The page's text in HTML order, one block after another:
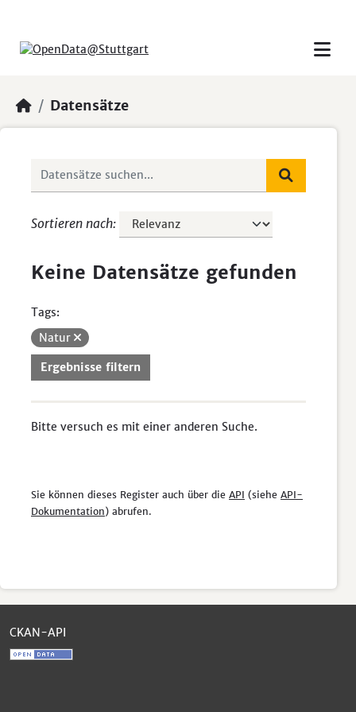
Datensätze
Sortieren nach
Keine Datensätze gefunden
Tags:
Natur
Ergebnisse filtern
Bitte versuch es mit einer anderen Suche.
Sie können dieses Register auch über die API (siehe API-
Dokumentation) abrufen.
CKAN-API